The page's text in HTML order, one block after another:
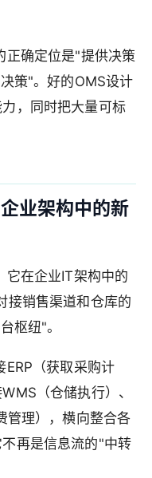
正确定位是"提供决策
策"。好的OMS设计
，同时把大量可标
业架构中的新
它在企业IT架构中的
销售渠道和仓库的
枢纽"。
ERP（获取采购计
（仓储执行）、
管理），横向整合各
再是信息流的"中转